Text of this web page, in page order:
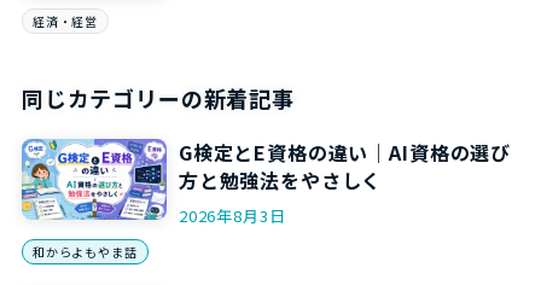
経済・経営
同じカテゴリーの新着記事
G検定とE資格の違い｜AI資格の選び
方と勉強法をやさしく
2026年8月3日
和からよもやま話